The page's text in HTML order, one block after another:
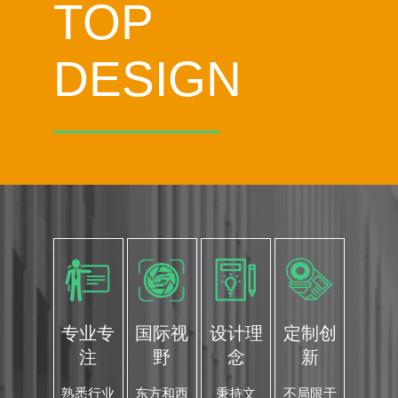
TOP
DESIGN
专业专
注
熟悉行业
国际视
野
东方和西
设计理
念
秉持文
定制创
新
不局限于